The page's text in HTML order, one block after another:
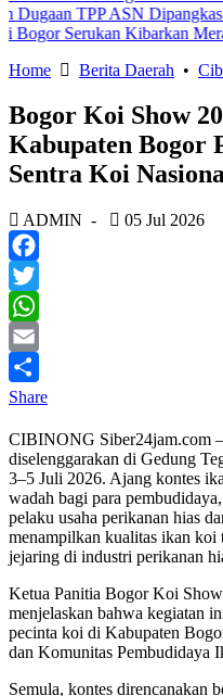
ASN Dipangkas
Kibarkan Merah Putih
Home
Berita Daerah •
Bogor Koi Show
Kabupaten Bogor
Sentra Koi
ADMIN - 05 Jul 2026
Facebook
Twitter
WhatsApp
Email
Share
CIBINONG Siber24jam.com
diselenggarakan di Gedung
3–5 Juli 2026. Ajang kontes
wadah bagi para
pelaku usaha perikanan hias
menampilkan kualitas ikan koi
jejaring di industri perikanan
Ketua Panitia Bogor Koi
menjelaskan bahwa kegiatan
pecinta koi di Kabupaten
dan Komunitas Pembudidaya
Semula, kontes direncanakan